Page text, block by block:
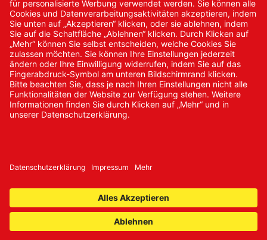
Bestellungen
Sendung verfolgen
© 2024 Promed Vertriebsgesellschaft mbH | Alle Rechte
* Alle Preise zzgl. gesetzlicher Mehrwertsteuer
Impressum AGB Datenschutz Nachhaltigkeit